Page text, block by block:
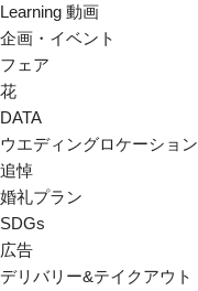
Learning 動画
企画・イベント
フェア
花
DATA
ウエディングロケーション
追悼
婚礼プラン
SDGs
広告
デリバリー&テイクアウト